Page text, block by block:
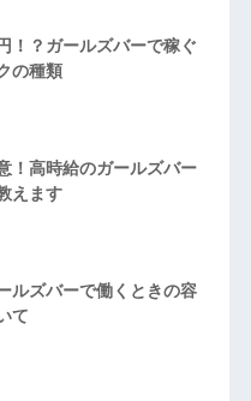
！？ガールズバーで稼ぐ
の種類
！高時給のガールズバー
えます
ルズバーで働くときの容
て